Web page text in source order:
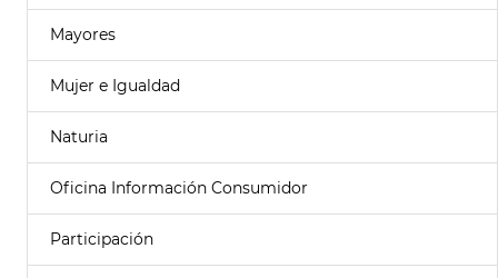
Mayores
Mujer e Igualdad
Naturia
Oficina Información Consumidor
Participación